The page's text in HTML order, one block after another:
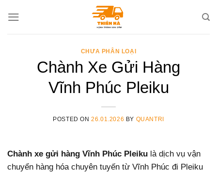
CHƯA PHÂN LOẠI
Chành Xe Gửi Hàng
Vĩnh Phúc Pleiku
POSTED ON26.01.2026 BY QUANTRI
Chành xe gửi hàng Vĩnh Phúc Pleiku là dịch vụ vận
chuyển hàng hóa chuyên tuyến từ Vĩnh Phúc đi Pleiku